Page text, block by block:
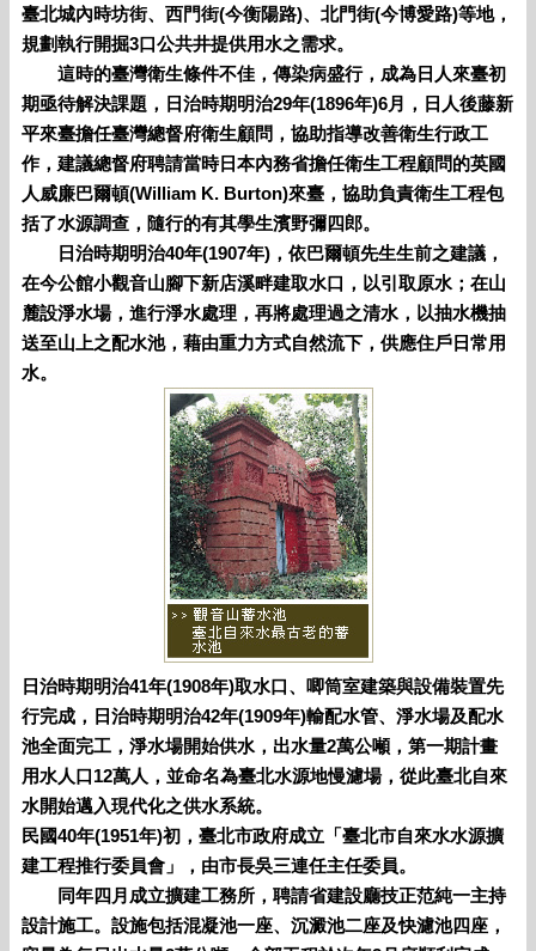
臺北城內時坊街、西門街(今衡陽路)、北門街(今博愛路)等地，
規劃執行開掘3口公共井提供用水之需求。
這時的臺灣衛生條件不佳，傳染病盛行，成為日人來臺初
期亟待解決課題，日治時期明治29年(1896年)6月，日人後藤新
平來臺擔任臺灣總督府衛生顧問，協助指導改善衛生行政工
作，建議總督府聘請當時日本內務省擔任衛生工程顧問的英國
人威廉巴爾頓(William K. Burton)來臺，協助負責衛生工程包
括了水源調查，隨行的有其學生濱野彌四郎。
日治時期明治40年(1907年)，依巴爾頓先生生前之建議，
在今公館小觀音山腳下新店溪畔建取水口，以引取原水；在山
麓設淨水場，進行淨水處理，再將處理過之清水，以抽水機抽
送至山上之配水池，藉由重力方式自然流下，供應住戶日常用
水。
日治時期明治41年(1908年)取水口、唧筒室建築與設備裝置先
行完成，日治時期明治42年(1909年)輸配水管、淨水場及配水
池全面完工，淨水場開始供水，出水量2萬公噸，第一期計畫
用水人口12萬人，並命名為臺北水源地慢濾場，從此臺北自來
水開始邁入現代化之供水系統。
民國40年(1951年)初，臺北市政府成立「臺北市自來水水源擴
建工程推行委員會」，由市長吳三連任主任委員。
同年四月成立擴建工務所，聘請省建設廳技正范純一主持
設計施工。設施包括混凝池一座、沉澱池二座及快濾池四座，